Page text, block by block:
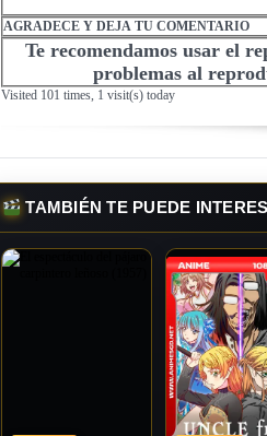
AGRADECE Y DEJA TU COMENTARIO
Te recomendamos usar el
problemas al
Visited 101 times, 1 visit(s) today
TAMBIÉN TE PUEDE